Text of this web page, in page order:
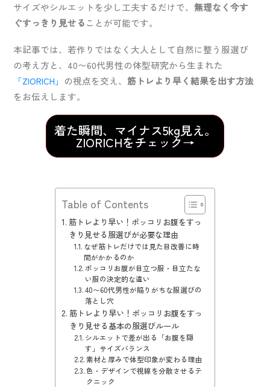
サイズやシルエットを少し工夫するだけで、 無理なく今す
ぐすっきり見せることが可能です。
本記事では、若作りではなく大人として自然に整う服選び
の考え方と、40〜60代男性の体型研究から生まれた
「ZIORICH」 の視点を交え、筋トレより早く結果を出す方法
をお伝えします。
着た瞬間、マイナス5kg見え。
ZIORICHをチェック→
Table of Contents
筋トレより早い！ポッコリお腹をすっ
きり見せる服選びが必要な理由
なぜ筋トレだけでは見た目改善に時
間がかかるのか
ポッコリお腹が目立つ服・目立たな
い服の決定的な違い
40〜60代男性が陥りがちな服選びの
落とし穴
筋トレより早い！ポッコリお腹をすっ
きり見せる基本の服選びルール
シルエットで差が出る「お腹を隠
す」サイズバランス
素材と厚みで体型印象が変わる理由
色・デザインで視線を分散させるテ
クニック